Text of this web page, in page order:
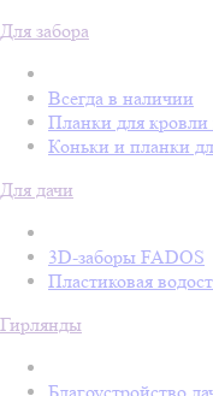
Для забора
Всегда в наличии
Планки для кровли
Коньки и планки
Для дачи
3D-заборы FADOS
Пластиковая
Гирлянды